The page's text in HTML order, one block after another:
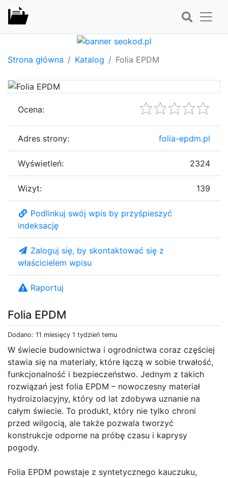
Strona główna Katalog Folia EPDM
Folia EPDM
Dodano: 11 miesięcy 1 tydzień temu
W świecie budownictwa i ogrodnictwa coraz częściej
stawia się na materiały, które łączą w sobie trwałość,
funkcjonalność i bezpieczeństwo. Jednym z takich
rozwiązań jest folia EPDM – nowoczesny materiał
hydroizolacyjny, który od lat zdobywa uznanie na
całym świecie. To produkt, który nie tylko chroni
przed wilgocią, ale także pozwala tworzyć
konstrukcje odporne na próbę czasu i kaprysy
pogody.
Folia EPDM powstaje z syntetycznego kauczuku,
Ocena:
Adres strony: folia-epdm.pl
Wyświetleń: 2324
Wizyt: 139
Podlinkuj swój wpis by przyśpieszyć
indeksację
Zaloguj się, by skontaktować się z
właścicielem wpisu
Raportuj